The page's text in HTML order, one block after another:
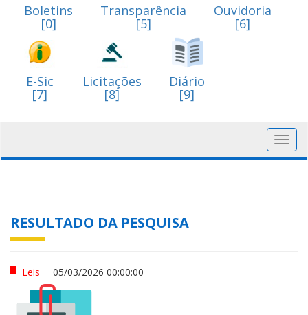
Boletins
[0]
Transparência
[5]
Ouvidoria
[6]
E-Sic
[7]
Licitações
[8]
Diário
[9]
RESULTADO DA PESQUISA
Leis 05/03/2026 00:00:00